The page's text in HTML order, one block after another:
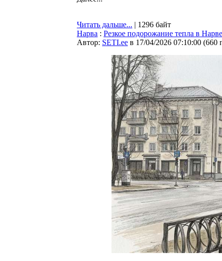
Читать дальше... | 1296 байт
Нарва : Резкое подорожание тепла в
Автор: SETI.ee в 17/04/2026 07:10:00 (660